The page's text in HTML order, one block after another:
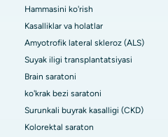
Hammasini ko'rish
Kasalliklar va holatlar
Amyotrofik lateral skleroz (ALS)
Suyak iligi transplantatsiyasi
Brain saratoni
ko'krak bezi saratoni
Surunkali buyrak kasalligi (CKD)
Kolorektal saraton